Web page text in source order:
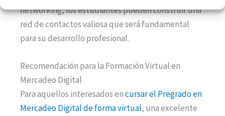
networking, los estudiantes pueden construir una
red de contactos valiosa que será fundamental
para su desarrollo profesional.
Recomendación para la Formación Virtual en
Mercadeo Digital
Para aquellos interesados encursar el Pregrado en
Mercadeo Digital de forma virtual, una excelente